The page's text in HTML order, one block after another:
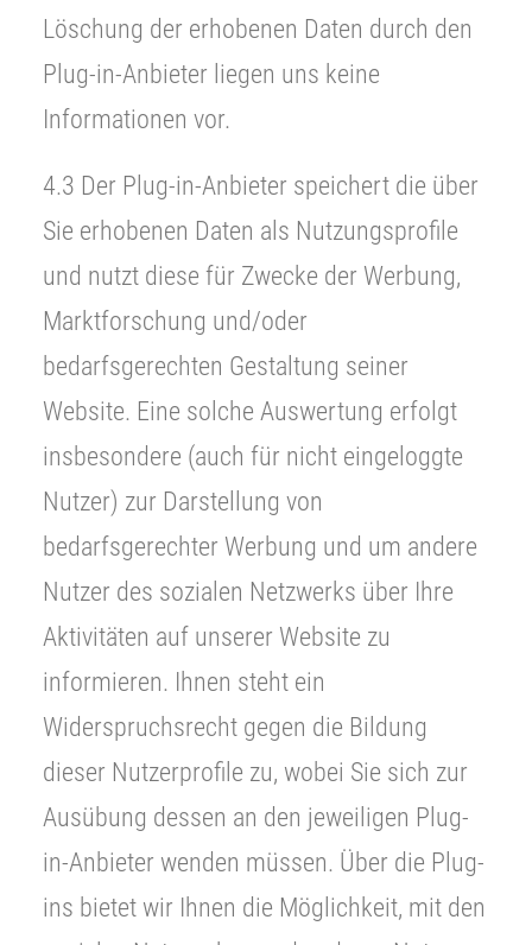
Löschung der erhobenen Daten durch den
Plug-in-Anbieter liegen uns keine
Informationen vor.
4.3 Der Plug-in-Anbieter speichert die über
Sie erhobenen Daten als Nutzungsprofile
und nutzt diese für Zwecke der Werbung,
Marktforschung und/oder
bedarfsgerechten Gestaltung seiner
Website. Eine solche Auswertung erfolgt
insbesondere (auch für nicht eingeloggte
Nutzer) zur Darstellung von
bedarfsgerechter Werbung und um andere
Nutzer des sozialen Netzwerks über Ihre
Aktivitäten auf unserer Website zu
informieren. Ihnen steht ein
Widerspruchsrecht gegen die Bildung
dieser Nutzerprofile zu, wobei Sie sich zur
Ausübung dessen an den jeweiligen Plug-
in-Anbieter wenden müssen. Über die Plug-
ins bietet wir Ihnen die Möglichkeit, mit den